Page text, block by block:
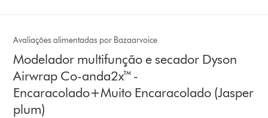
Avaliações alimentadas por Bazaarvoice
Modelador multifunção e secador Dyson
Airwrap Co-anda2x™ -
Encaracolado+Muito Encaracolado (Jasper
plum)